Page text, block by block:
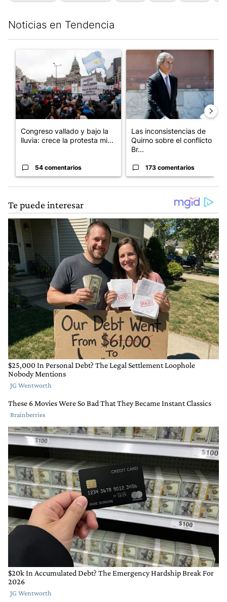
Noticias en Tendencia
Un artículo de tendencia con el título "Congreso vallado y
Congreso vallado y bajo la
lluvia: crece la protesta mi...
54 comentarios
Un artículo de tendencia con
Las inconsistencias de
Quirno sobre el conflicto con
Br...
173 comentarios